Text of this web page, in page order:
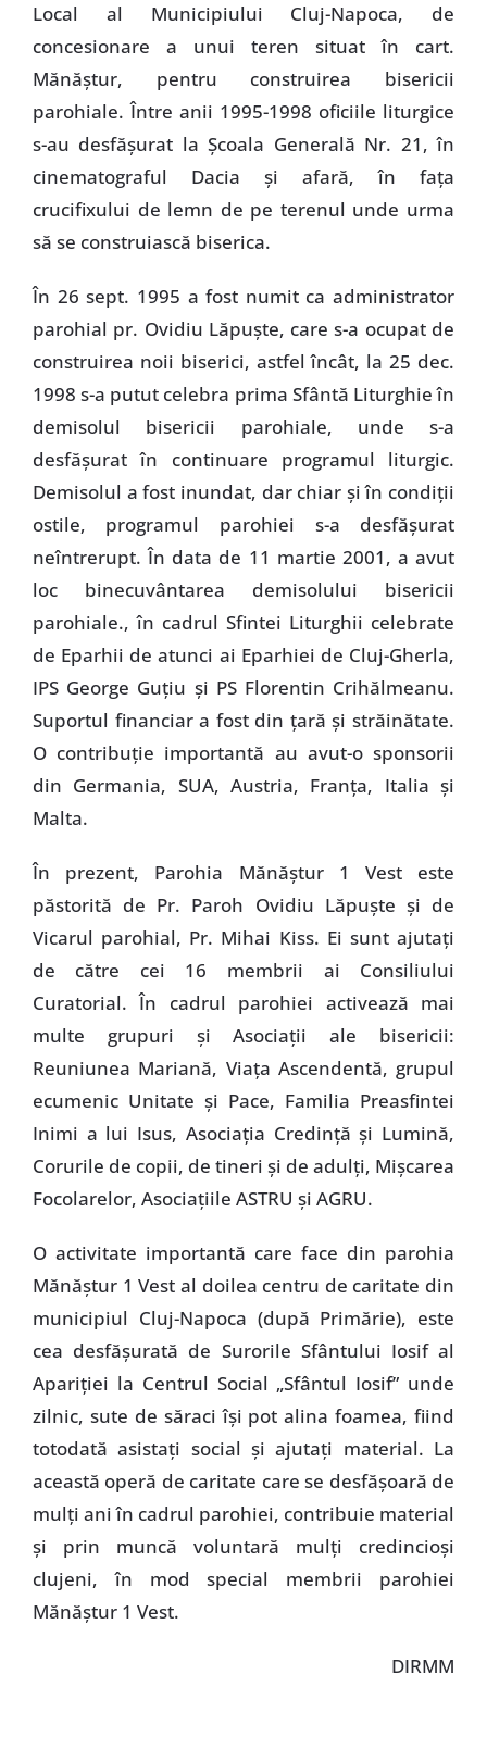
Local al Municipiului Cluj-Napoca, de
concesionare a unui teren situat în cart.
Mănăştur, pentru construirea bisericii
parohiale. Între anii 1995-1998 oficiile liturgice
s-au desfăşurat la Şcoala Generală Nr. 21, în
cinematograful Dacia şi afară, în faţa
crucifixului de lemn de pe terenul unde urma
să se construiască biserica.
În 26 sept. 1995 a fost numit ca administrator
parohial pr. Ovidiu Lăpuşte, care s-a ocupat de
construirea noii biserici, astfel încât, la 25 dec.
1998 s-a putut celebra prima Sfântă Liturghie în
demisolul bisericii parohiale, unde s-a
desfăşurat în continuare programul liturgic.
Demisolul a fost inundat, dar chiar şi în condiţii
ostile, programul parohiei s-a desfăşurat
neîntrerupt. În data de 11 martie 2001, a avut
loc binecuvântarea demisolului bisericii
parohiale., în cadrul Sfintei Liturghii celebrate
de Eparhii de atunci ai Eparhiei de Cluj-Gherla,
IPS George Guţiu şi PS Florentin Crihălmeanu.
Suportul financiar a fost din ţară şi străinătate.
O contribuţie importantă au avut-o sponsorii
din Germania, SUA, Austria, Franţa, Italia şi
Malta.
În prezent, Parohia Mănăştur 1 Vest este
păstorită de Pr. Paroh Ovidiu Lăpuşte şi de
Vicarul parohial, Pr. Mihai Kiss. Ei sunt ajutaţi
de către cei 16 membrii ai Consiliului
Curatorial. În cadrul parohiei activează mai
multe grupuri şi Asociaţii ale bisericii:
Reuniunea Mariană, Viaţa Ascendentă, grupul
ecumenic Unitate şi Pace, Familia Preasfintei
Inimi a lui Isus, Asociaţia Credinţă şi Lumină,
Corurile de copii, de tineri şi de adulţi, Mişcarea
Focolarelor, Asociaţiile ASTRU şi AGRU.
O activitate importantă care face din parohia
Mănăştur 1 Vest al doilea centru de caritate din
municipiul Cluj-Napoca (după Primărie), este
cea desfăşurată de Surorile Sfântului Iosif al
Apariţiei la Centrul Social „Sfântul Iosif” unde
zilnic, sute de săraci îşi pot alina foamea, fiind
totodată asistaţi social şi ajutaţi material. La
această operă de caritate care se desfăşoară de
mulţi ani în cadrul parohiei, contribuie material
şi prin muncă voluntară mulţi credincioşi
clujeni, în mod special membrii parohiei
Mănăştur 1 Vest.
DIRMM